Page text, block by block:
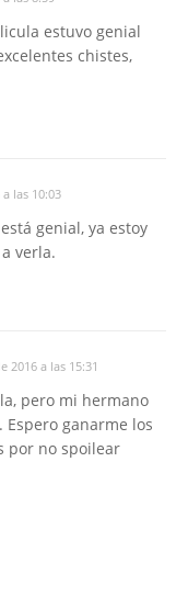
estuvo genial
chistes,
las 10:03
genial, ya estoy
verla.
2016 a las 15:31
pero mi hermano
ganarme los
por no spoilear